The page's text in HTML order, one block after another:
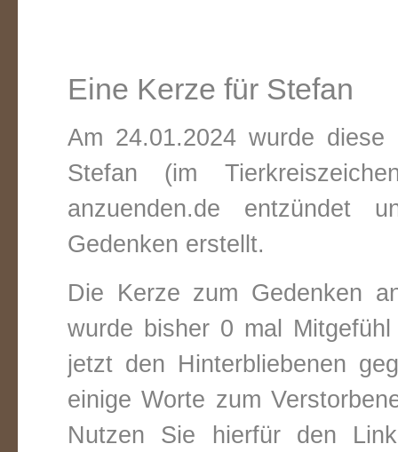
Eine Kerze für Stefan
Am 24.01.2024 wurde
Stefan (im
anzuenden.de entzündet
Gedenken erstellt.
Die Kerze zum Gedenken
wurde bisher 0 mal
jetzt den Hinterbliebenen
einige Worte zum
Nutzen Sie hierfür den